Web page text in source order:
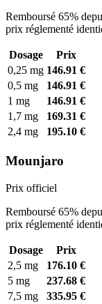
Remboursé 65%
prix réglementé
Dosage
Prix
0,25 mg 146.91 €
0,5 mg
146.91 €
1 mg
146.91 €
1,7 mg
169.31 €
2,4 mg
195.10 €
Mounjaro
Prix officiel
Remboursé 65%
prix réglementé
Dosage
Prix
2,5 mg
176.10 €
5 mg
237.68 €
7,5 mg
335.95 €